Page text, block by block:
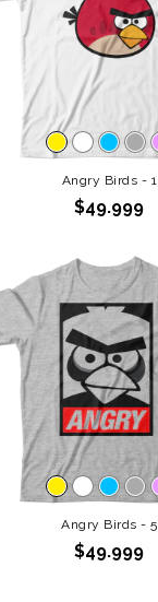
Angry Birds - 1
$49.999
Angry Birds - 5
$49.999